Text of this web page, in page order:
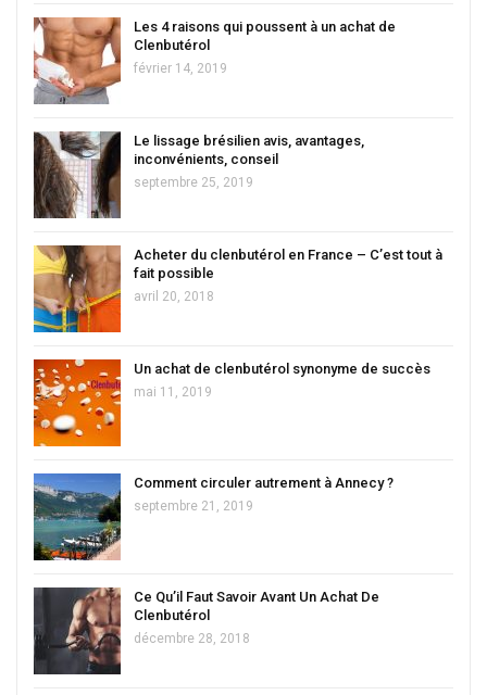
Les 4 raisons qui poussent à un achat de
Clenbutérol
février 14, 2019
Le lissage brésilien avis, avantages,
inconvénients, conseil
septembre 25, 2019
Acheter du clenbutérol en France – C’est tout à
fait possible
avril 20, 2018
Un achat de clenbutérol synonyme de succès
mai 11, 2019
Comment circuler autrement à Annecy ?
septembre 21, 2019
Ce Qu’il Faut Savoir Avant Un Achat De
Clenbutérol
décembre 28, 2018